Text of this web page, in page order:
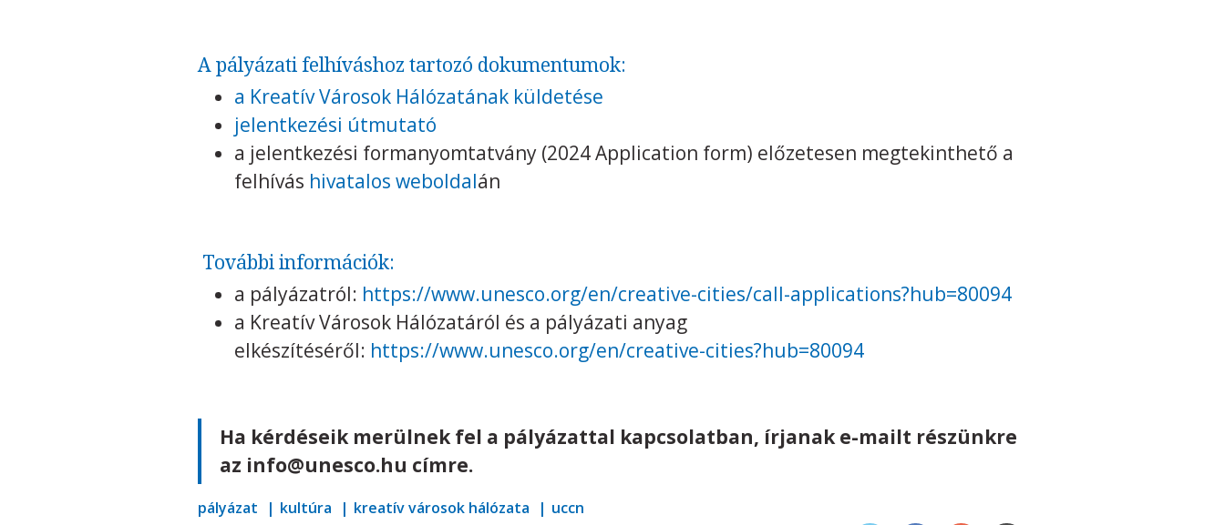
A pályázati felhíváshoz tartozó dokumentumok:
a Kreatív Városok Hálózatának küldetése
jelentkezési útmutató
a jelentkezési formanyomtatvány (2024 Application form) előzetesen megtekinthető a
felhívás hivatalos weboldalán
További információk:
a pályázatról: https://www.unesco.org/en/creative-cities/call-applications?hub=80094
a Kreatív Városok Hálózatáról és a pályázati anyag
elkészítéséről: https://www.unesco.org/en/creative-cities?hub=80094
Ha kérdéseik merülnek fel a pályázattal kapcsolatban, írjanak e-mailt részünkre
az info@unesco.hu címre.
pályázat kultúra kreatív városok hálózata uccn